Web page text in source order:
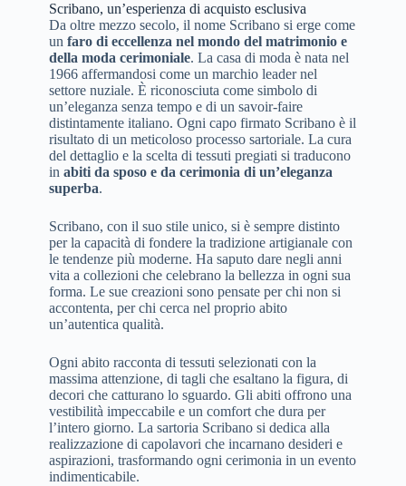
Scribano, un’esperienza di acquisto esclusiva
Da oltre mezzo secolo, il nome Scribano si erge come
un faro di eccellenza nel mondo del matrimonio e
della moda cerimoniale. La casa di moda è nata nel
1966 affermandosi come un marchio leader nel
settore nuziale. È riconosciuta come simbolo di
un’eleganza senza tempo e di un savoir-faire
distintamente italiano. Ogni capo firmato Scribano è il
risultato di un meticoloso processo sartoriale. La cura
del dettaglio e la scelta di tessuti pregiati si traducono
in abiti da sposo e da cerimonia di un’eleganza
superba.
Scribano, con il suo stile unico, si è sempre distinto
per la capacità di fondere la tradizione artigianale con
le tendenze più moderne. Ha saputo dare negli anni
vita a collezioni che celebrano la bellezza in ogni sua
forma. Le sue creazioni sono pensate per chi non si
accontenta, per chi cerca nel proprio abito
un’autentica qualità.
Ogni abito racconta di tessuti selezionati con la
massima attenzione, di tagli che esaltano la figura, di
decori che catturano lo sguardo. Gli abiti offrono una
vestibilità impeccabile e un comfort che dura per
l’intero giorno. La sartoria Scribano si dedica alla
realizzazione di capolavori che incarnano desideri e
aspirazioni, trasformando ogni cerimonia in un evento
indimenticabile.